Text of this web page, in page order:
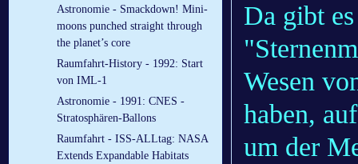
Astronomie - Smackdown! Mini-
moons punched straight through
the planet’s core
Raumfahrt-History - 1992: Start
von IML-1
Astronomie - 1991: CNES -
Stratosphären-Ballons
Raumfahrt - ISS-ALLtag: NASA
Extends Expandable Habitats
Da gibt
Wesen
haben,
um der